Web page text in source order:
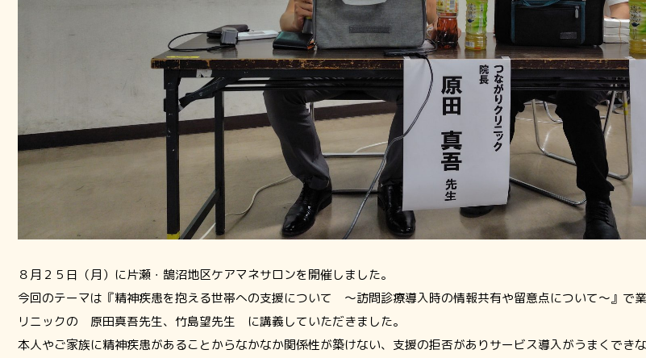
８月２５日（月）に片瀬・鵠沼地区ケアマネサロンを開催しました。
今回のテーマは『精神疾患を抱える世帯への支援について ～訪問診療導入時の情報共有や留意点について～』で
リニックの 原田真吾先生、竹島望先生 に講義していただきました。
本人やご家族に精神疾患があることからなかなか関係性が築けない、支援の拒否がありサービス導入がうまくでき